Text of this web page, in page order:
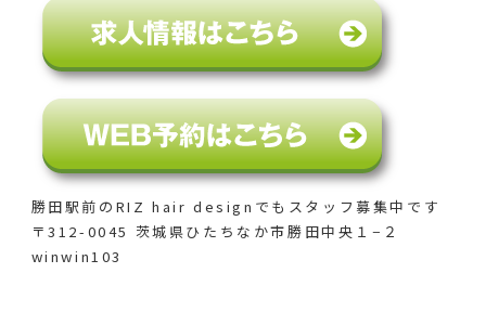
勝田駅前のRIZ hair designでも スタッフ募集中です
〒312-0045 茨城県ひたちなか市勝田中央１−２
winwin103